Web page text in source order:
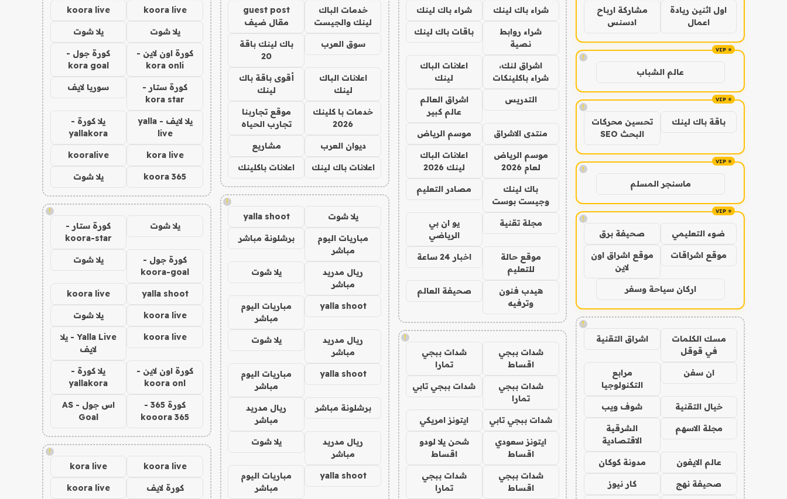
اول اثنين ريادة
اعمال
مشاركة ارباح
ادسنس
!
عالم الشباب
!
باقة باك لينك
تحسين محركات
البحث SEO
!
ماسنجر المسلم
!
ضوء التعليمي صحيفة برق
موقع اشراقات
موقع اشراق اون
لاين
اركان سياحة وسفر
!
مسك الكلمات
في قوقل
اشراق التقنية
ان سفن
مرابع
التكنولوجيا
خيال التقنية شوف ويب
مجلة الاسهم
الشرقية
الاقتصادية
عالم الايفون مدونة كوكان
صحيفة نهج كار نيوز
شراء باك لينك شراء باك لينك
شراء روابط
نصية
باقات باك لينك
اشراق لنك،
شراء باكلينكات
اعلانات الباك
لينك
التدريس
اشراق العالم
عالم كبير
منتدى الاشراق موسم الرياض
موسم الرياض
لعام 2026
اعلانات الباك
لينك 2026
باك لينك
وجيست بوست
مصادر التعليم
مجلة تقنية
يو ان بي
الرياضي
موقع حالة
للتعليم
اخبار 24 ساعة
هيدب فنون
وترفيه
صحيفة العالم
!
شدات ببجي
اقساط
شدات ببجي
تمارا
شدات ببجي
تمارا
شدات ببجي تابي
شدات ببجي تابي ايتونز امريكي
ايتونز سعودي
اقساط
شحن يلا لودو
اقساط
شدات ببجي
اقساط
شدات ببجي
تمارا
خدمات الباك
لينك والجيست
guest post
مقال ضيف
سوق العرب
باك لينك باقة
20
اعلانات الباك
لينك
أقوى باقة باك
لينك
خدمات با كلينك
2026
موقع تجاربنا
تجارب الحياه
ديوان العرب مشاريع
اعلانات باك لينك اعلانات باكلينك
!
يلا شوت yalla shoot
مباريات اليوم
مباشر
برشلونة مباشر
ريال مدريد
مباشر
يلا شوت
yalla shoot
مباريات اليوم
مباشر
ريال مدريد
مباشر
يلا شوت
yalla shoot
مباريات اليوم
مباشر
برشلونة مباشر
ريال مدريد
مباشر
ريال مدريد
مباشر
يلا شوت
yalla shoot
مباريات اليوم
مباشر
koora live
koora live
يلا شوت يلا شوت
كورة اون لاين -
kora onli
كورة جول -
kora goal
كورة ستار -
kora star
سوريا لايف
يلا لايف - yalla
live
يلا كورة -
yallakora
kora live
kooralive
koora 365 يلا شوت
!
يلا شوت
كورة ستار -
koora-star
كورة جول -
koora-goal
يلا شوت
yalla shoot
koora live
koora live يلا شوت
koora live
Yalla Live - يلا
لايف
كورة اون لاين -
koora onl
يلا كورة -
yallakora
كورة 365 -
kooora 365
اس جول - AS
Goal
!
koora live
kora live
كورة لايف koora live